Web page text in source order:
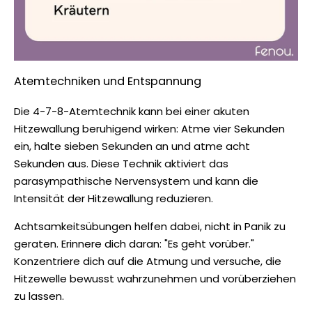
Atemtechniken und Entspannung
Die 4-7-8-Atemtechnik kann bei einer akuten
Hitzewallung beruhigend wirken: Atme vier Sekunden
ein, halte sieben Sekunden an und atme acht
Sekunden aus. Diese Technik aktiviert das
parasympathische Nervensystem und kann die
Intensität der Hitzewallung reduzieren.
Achtsamkeitsübungen helfen dabei, nicht in Panik zu
geraten. Erinnere dich daran: "Es geht vorüber."
Konzentriere dich auf die Atmung und versuche, die
Hitzewelle bewusst wahrzunehmen und vorüberziehen
zu lassen.